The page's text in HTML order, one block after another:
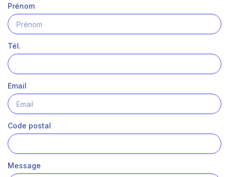
Prénom
Tél.
Email
Code postal
Message